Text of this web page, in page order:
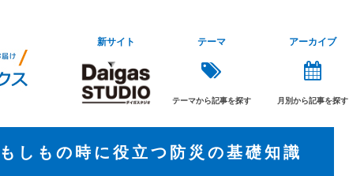
新サイト テーマ
テーマから記事を探す
アーカイブ
月別から記事を探す
しもの時に役立つ防災の基礎知識